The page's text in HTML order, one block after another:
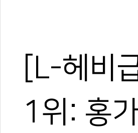
[L-헤비
1위: 홍